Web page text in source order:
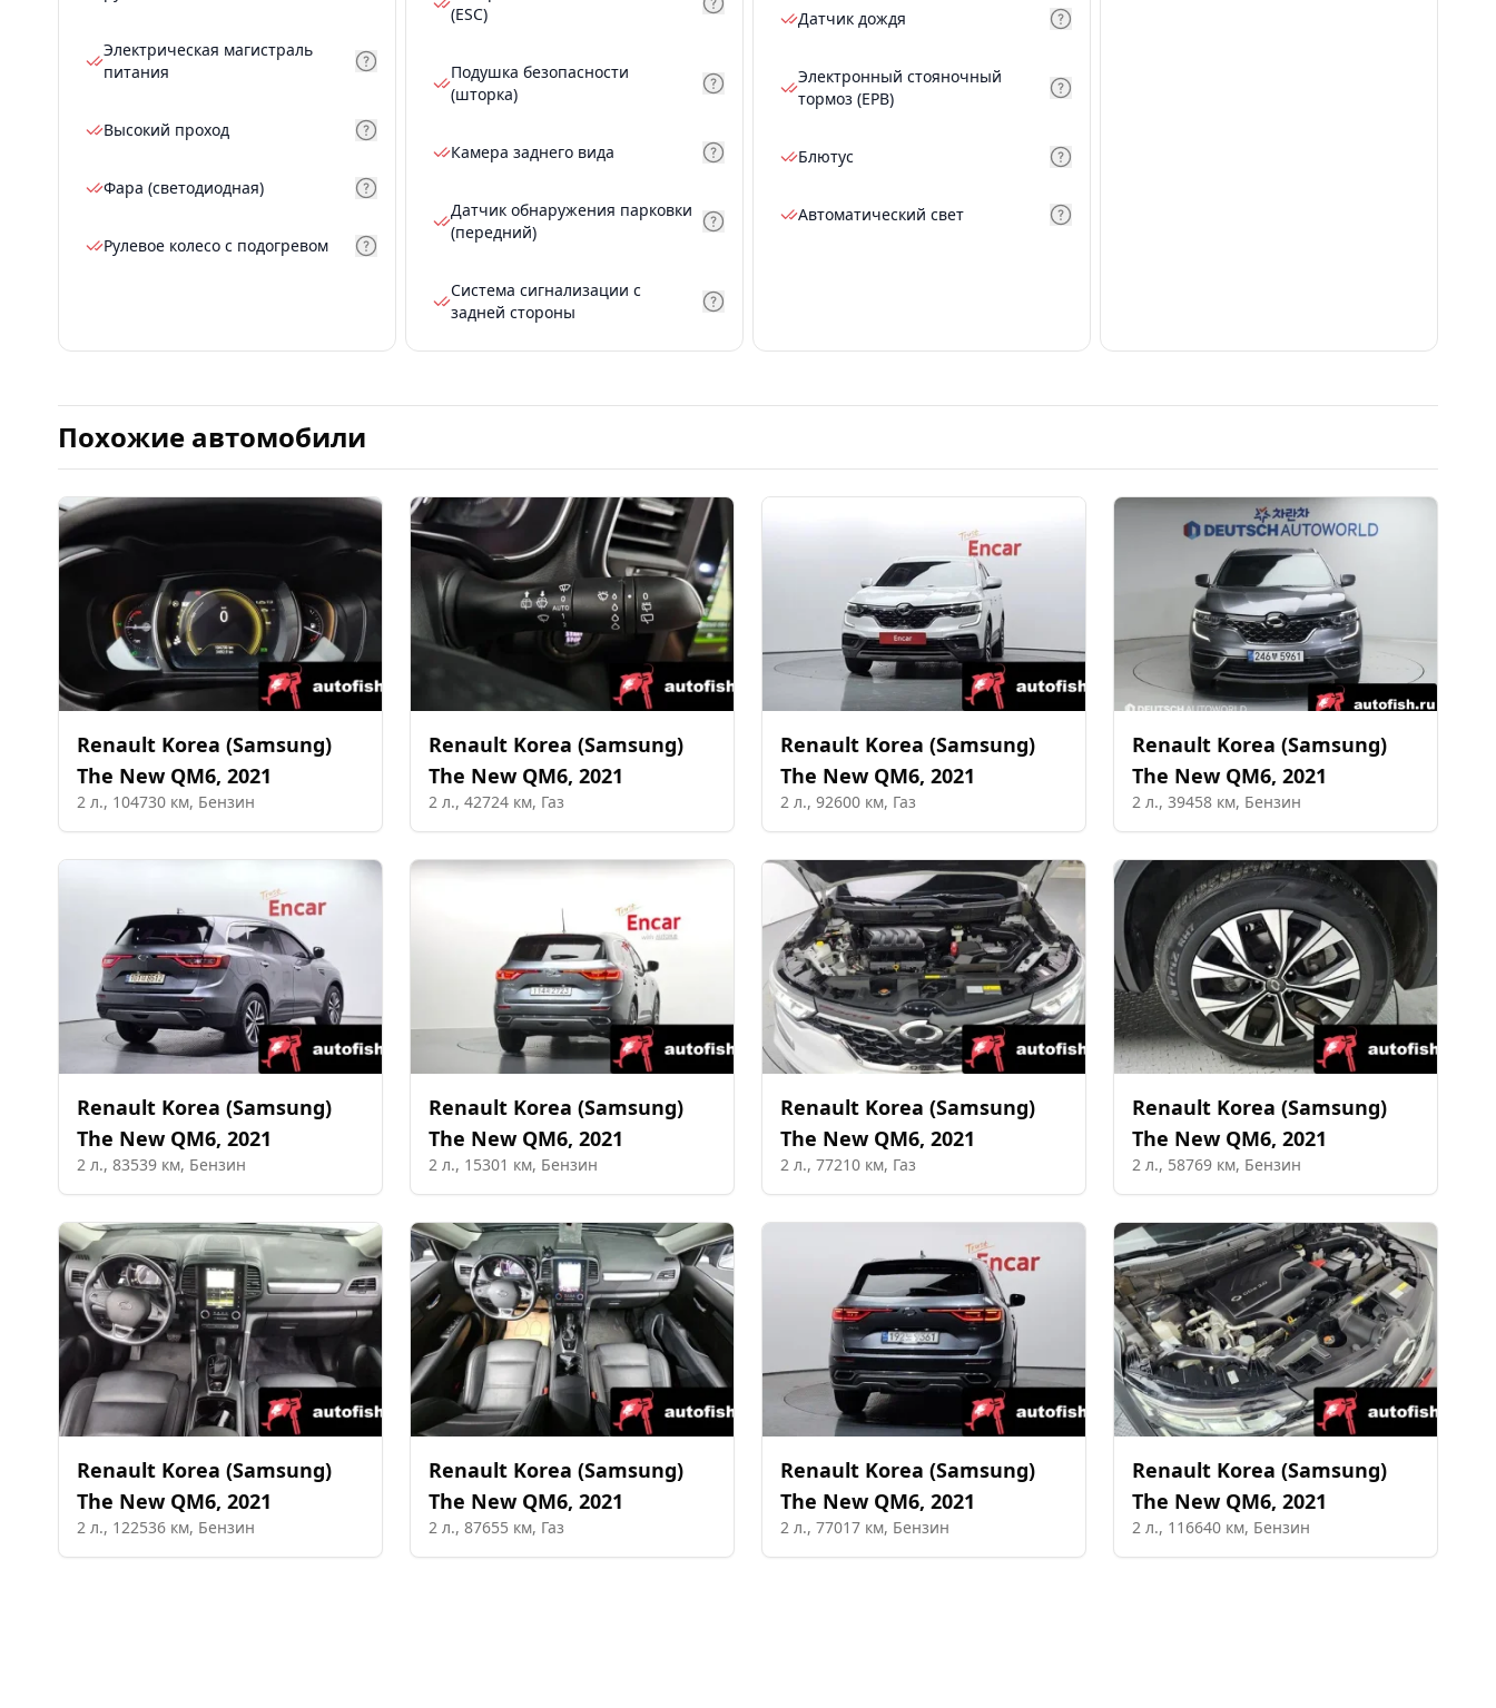
Электрическая магистраль
питания
Высокий проход
Фара (светодиодная)
Рулевое колесо с подогревом
(ESC)
Подушка безопасности
(шторка)
Камера заднего вида
Датчик обнаружения парковки
(передний)
Система сигнализации с
задней стороны
Датчик дождя
Электронный стояночный
тормоз (EPB)
Блютус
Автоматический свет
Похожие автомобили
Renault Korea (Samsung)
The New QM6, 2021
2 л., 104730 км, Бензин
Renault Korea (Samsung)
The New QM6, 2021
2 л., 42724 км, Газ
Renault Korea (Samsung)
The New QM6, 2021
2 л., 92600 км, Газ
Renault Korea (Samsung)
The New QM6, 2021
2 л., 39458 км, Бензин
Renault Korea (Samsung)
The New QM6, 2021
2 л., 83539 км, Бензин
Renault Korea (Samsung)
The New QM6, 2021
2 л., 15301 км, Бензин
Renault Korea (Samsung)
The New QM6, 2021
2 л., 77210 км, Газ
Renault Korea (Samsung)
The New QM6, 2021
2 л., 58769 км, Бензин
Renault Korea (Samsung)
The New QM6, 2021
2 л., 122536 км, Бензин
Renault Korea (Samsung)
The New QM6, 2021
2 л., 87655 км, Газ
Renault Korea (Samsung)
The New QM6, 2021
2 л., 77017 км, Бензин
Renault Korea (Samsung)
The New QM6, 2021
2 л., 116640 км, Бензин